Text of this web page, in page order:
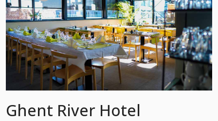
Ghent River Hotel